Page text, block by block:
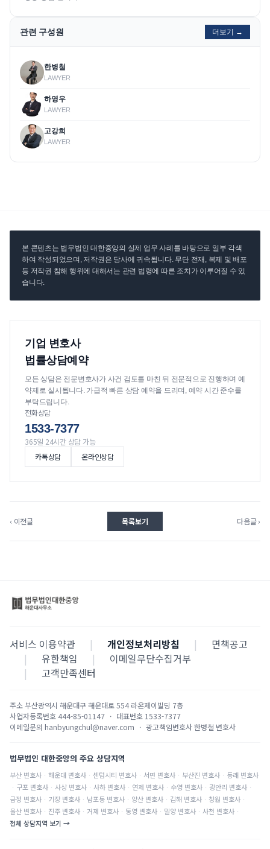
관련 구성원 더보기 →
한병철
LAWYER
하영우
LAWYER
고강희
LAWYER
본 콘텐츠는 법무법인 대한중앙의 실제 업무 사례를 바탕으로 일부 각색
하여 작성되었으며, 저작권은 당사에 귀속됩니다. 무단 전재, 복제 및 배포
등 저작권 침해 행위에 대해서는 관련 법령에 따른 조치가 이루어질 수 있
습니다.
기업 변호사
법률상담예약
모든 상담은 전문변호사가 사건 검토를 마친 뒤 전문적으로 진행하며 예
약제로 실시됩니다. 가급적 빠른 상담 예약을 드리며, 예약 시간 준수를
부탁드립니다.
전화상담
1533-7377
365일 24시간 상담 가능
카톡상담
온라인상담
‹ 이전글 목록보기 다음글 ›
서비스 이용약관 | 개인정보처리방침 |
면책공고
|
유한책임 |
이메일무단수집거부
|
고객만족센터
주소부산광역시 해운대구 해운대로 554 라온제이빌딩 7층
사업자등록번호 444-85-01147 · 대표번호 1533-7377
이메일문의 hanbyungchul@naver.com · 광고책임변호사한병철 변호사
법무법인 대한중앙의 주요 상담지역
부산 변호사 · 해운대 변호사 · 센텀시티 변호사 · 서면 변호사 · 부산진 변호사 · 동래 변호사
· 구포 변호사 · 사상 변호사 · 사하 변호사 · 연제 변호사 · 수영 변호사 · 광안리 변호사 ·
금정 변호사 · 기장 변호사 · 남포동 변호사 · 양산 변호사 · 김해 변호사 · 창원 변호사 ·
울산 변호사 · 진주 변호사 · 거제 변호사 · 통영 변호사 · 밀양 변호사 · 사천 변호사 ·
전체 상담지역 보기 →